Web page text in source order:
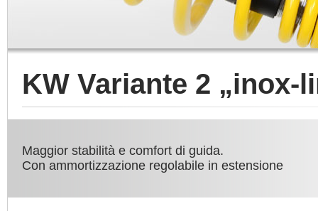
KW Variante 2 „inox-
Maggior stabilità e comfort di guida.
Con ammortizzazione regolabile in estensione